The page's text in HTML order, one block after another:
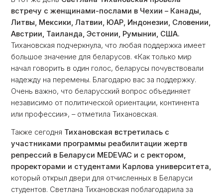
встречу с женщинами-послами в Чехии – Канады,
Литвы, Мексики, Латвии, ЮАР, Индонезии, Словении,
Австрии, Таиланда, Эстонии, Румынии, США.
Тихановская подчеркнула, что любая поддержка имеет
большое значение для беларусов. «Как только мир
начал говорить в один голос, беларусы почувствовали
надежду на перемены. Благодарю вас за поддержку.
Очень важно, что беларусский вопрос объединяет
независимо от политической ориентации, континента
или профессии», – отметила Тихановская.
Также сегодня Тихановская встретилась с
участниками программы реабилитации жертв
репрессий в Беларуси MEDEVAC и с ректором,
проректорами и студентами Карлова университета,
который открыл двери для отчисленных в Беларуси
студентов. Светлана Тихановская поблагодарила за